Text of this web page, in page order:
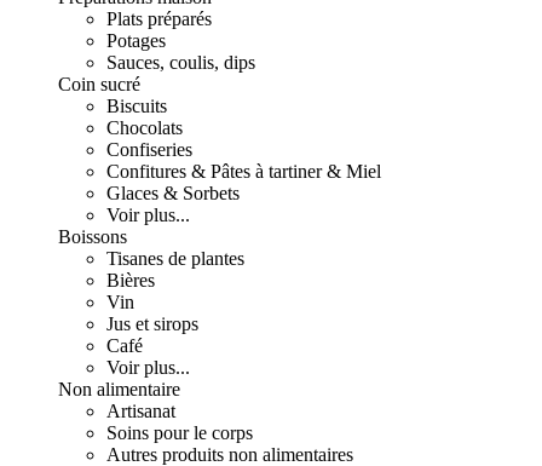
Plats préparés
Potages
Sauces, coulis, dips
Coin sucré
Biscuits
Chocolats
Confiseries
Confitures & Pâtes à tartiner & Miel
Glaces & Sorbets
Voir plus...
Boissons
Tisanes de plantes
Bières
Vin
Jus et sirops
Café
Voir plus...
Non alimentaire
Artisanat
Soins pour le corps
Autres produits non alimentaires